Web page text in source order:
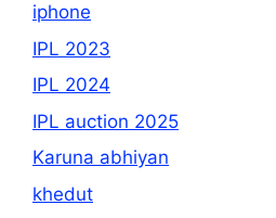
iphone
IPL 2023
IPL 2024
IPL auction 2025
Karuna abhiyan
khedut